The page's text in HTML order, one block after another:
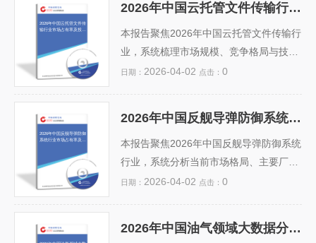
善及车企数字化转型深化，将持续驱动投
资热度。报告还提示数据安全、跨平台兼
容性及复合型人才短缺等...
动（“教育数字化战略行动”“人工智能+教
育”试点）、技术演进（AI模型优化、多模
态学习分析、隐私计算应用）与需求升级
（个性化教学、教育治理智能化、职教数
资风险与增长潜力，预测未来三年复合增
长率（CAGR）达28.5%，并提出聚焦K1
2精准...
2026年中国云托管文件传
输行业市场占有率及投资
2026年中国云托管文件传输行业市场占有率及投资前景预测分析报告
本报告聚焦2026年中国云托管文件传输行
业，系统梳理市场规模、竞争格局与技术
演进趋势。通过实地调研、企业访谈及权
市场占有率与细分领域渗透率。报告深入
剖析政策监管（如《数据安全法》《个人
信息保护法》）、信创适配需求、跨境传
输合规要求及AI驱动的智能传输技术对行
前瞻性预测2024–2026年投资机会与风险
日期： 2026-04-02 点击： 0
2026年中国反舰导弹防御
系统行业市场占有率及投
2026年中国反舰导弹防御系统行业市场占有率及投资前景预测分析报告
本报告聚焦2026年中国反舰导弹防御系统
行业，系统分析当前市场格局、主要厂商
（如中国电科、航天科工、中船集团等）
五”装备升级规划等政策驱动因素，量化预
日期： 2026-04-02 点击： 0
2026年中国油气领域大数据分析行业市场占有率及投资前景预测分析报告